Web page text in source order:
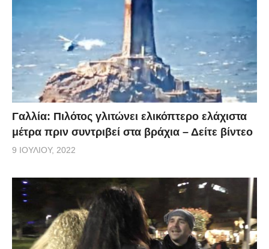
Γαλλία: Πιλότος γλιτώνει ελικόπτερο ελάχιστα
μέτρα πριν συντριβεί στα βράχια – Δείτε βίντεο
9 ΙΟΥΛΊΟΥ, 2022